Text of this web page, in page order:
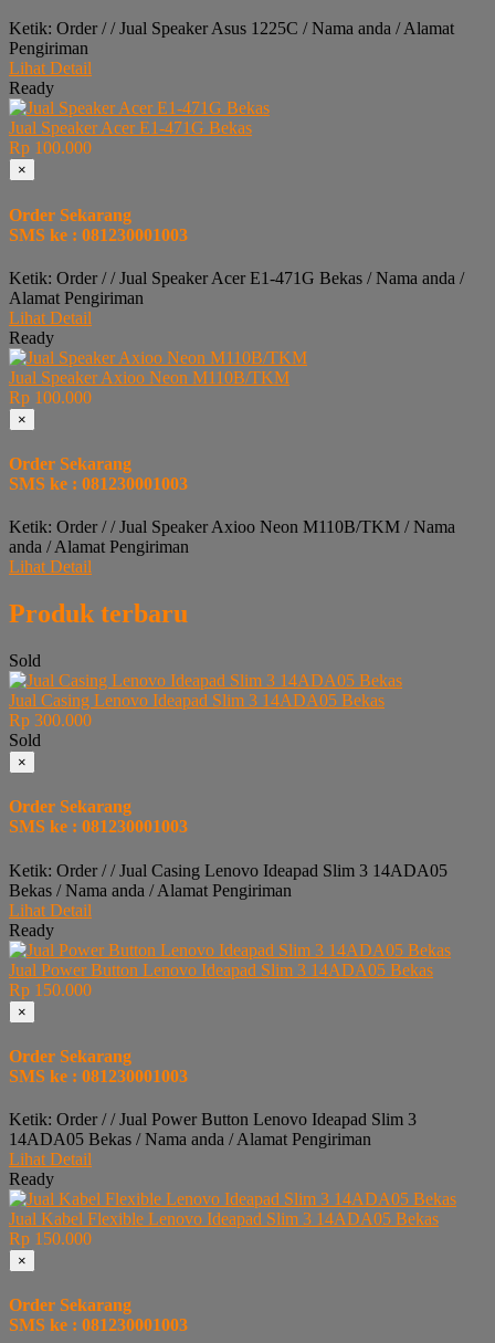
Ketik: Order / / Jual Speaker Asus 1225C / Nama anda / Alamat
Pengiriman
Lihat Detail
Ready
Jual Speaker Acer E1-471G Bekas
Rp 100.000
×
Order Sekarang
SMS ke : 081230001003
Ketik: Order / / Jual Speaker Acer E1-471G Bekas / Nama anda /
Alamat Pengiriman
Lihat Detail
Ready
Jual Speaker Axioo Neon M110B/TKM
Rp 100.000
×
Order Sekarang
SMS ke : 081230001003
Ketik: Order / / Jual Speaker Axioo Neon M110B/TKM / Nama
anda / Alamat Pengiriman
Lihat Detail
Produk terbaru
Sold
Jual Casing Lenovo Ideapad Slim 3 14ADA05 Bekas
Rp 300.000
Sold
×
Order Sekarang
SMS ke : 081230001003
Ketik: Order / / Jual Casing Lenovo Ideapad Slim 3 14ADA05
Bekas / Nama anda / Alamat Pengiriman
Lihat Detail
Ready
Jual Power Button Lenovo Ideapad Slim 3 14ADA05 Bekas
Rp 150.000
×
Order Sekarang
SMS ke : 081230001003
Ketik: Order / / Jual Power Button Lenovo Ideapad Slim 3
14ADA05 Bekas / Nama anda / Alamat Pengiriman
Lihat Detail
Ready
Jual Kabel Flexible Lenovo Ideapad Slim 3 14ADA05 Bekas
Rp 150.000
×
Order Sekarang
SMS ke : 081230001003